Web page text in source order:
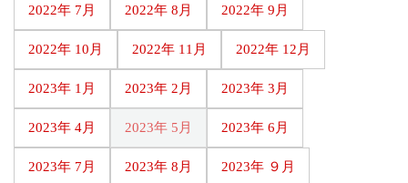
2022年 7月 2022年 8月 2022年 9月
2022年 10月 2022年 11月 2022年 12月
2023年 1月 2023年 2月 2023年 3月
2023年 4月 2023年 5月 2023年 6月
2023年 7月 2023年 8月 2023年 ９月